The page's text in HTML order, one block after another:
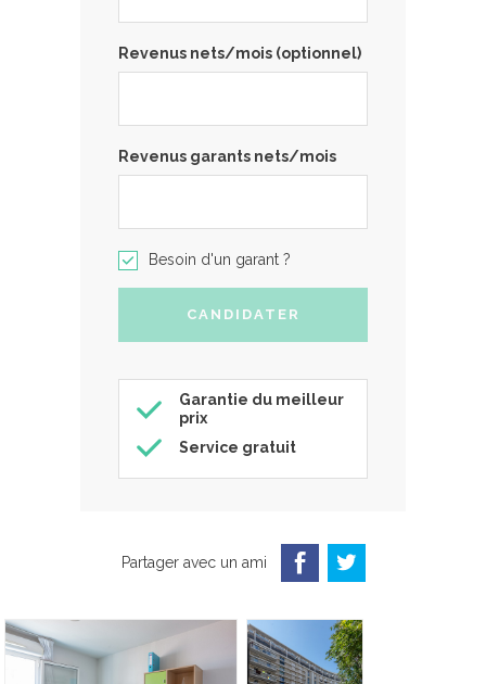
Revenus nets/mois (optionnel)
Revenus garants nets/mois
Besoin d'un garant ?
Garantie du meilleur
prix
Service gratuit
Partager avec un ami